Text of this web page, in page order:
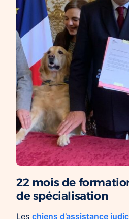
22 mois de
de spécialisation
Les chiens d’assistance